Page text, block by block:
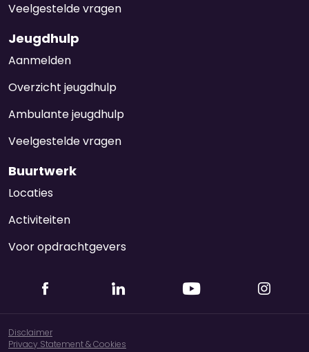
Veelgestelde vragen
Jeugdhulp
Aanmelden
Overzicht jeugdhulp
Ambulante jeugdhulp
Veelgestelde vragen
Buurtwerk
Locaties
Activiteiten
Voor opdrachtgevers
Disclaimer
Privacy Statement & Cookies